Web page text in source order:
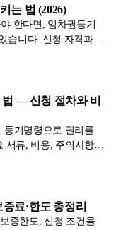
는 법 (2026)
한다면, 임차권등기
습니다. 신청 자격과
— 신청 절차와 비
등기명령으로 권리를
서류, 비용, 주의사항까
료·한도 총정리
증한도, 신청 조건을